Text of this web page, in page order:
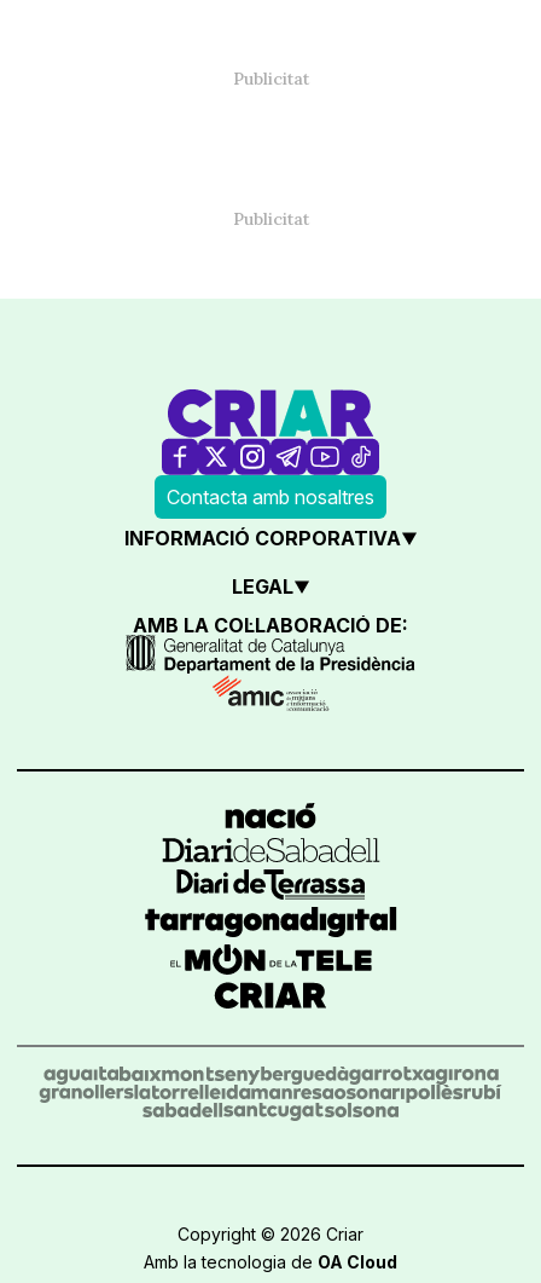
Contacta amb nosaltres
INFORMACIÓ CORPORATIVA
LEGAL
AMB LA COL·LABORACIÓ DE:
Copyright © 2026 Criar
Amb la tecnologia de OA Cloud